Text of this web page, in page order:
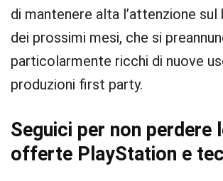
di mantenere alta l’attenzione sul
dei prossimi mesi, che si
particolarmente ricchi di nuove
produzioni first party.
Seguici per non perdere
offerte PlayStation e